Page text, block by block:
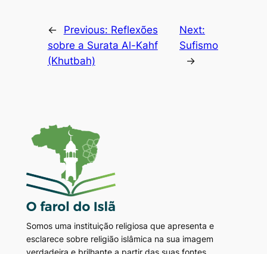
← Previous: Reflexões
sobre a Surata Al-Kahf
(Khutbah)
Next:
Sufismo
→
Somos uma instituição religiosa que apresenta e
esclarece sobre religião islâmica na sua imagem
verdadeira e brilhante a partir das suas fontes